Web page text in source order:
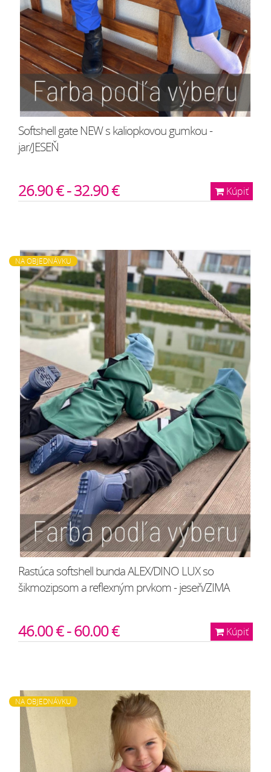
Softshell gate NEW s kaliopkovou gumkou -
jar/JESEŇ
Kúpiť
26.90 € - 32.90 €
NA OBJEDNÁVKU
Rastúca softshell bunda ALEX/DINO LUX so
šikmozipsom a reflexným prvkom - jeseň/ZIMA
Kúpiť
46.00 € - 60.00 €
NA OBJEDNÁVKU